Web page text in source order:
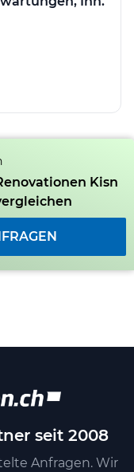
Kisn
seit 2008
Anfragen. Wir